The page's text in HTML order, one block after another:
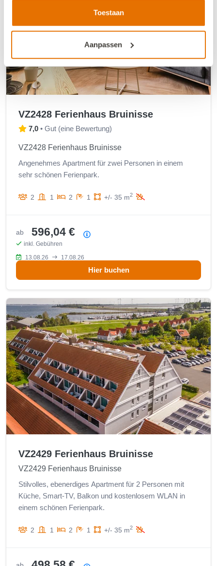
kunnen ontvangen en verwerken.
Toestaan
Aanpassen
VZ2428 Ferienhaus Bruinisse
7,0 • Gut (eine Bewertung)
VZ2428 Ferienhaus Bruinisse
Angenehmes Apartment für zwei Personen in einem
sehr schönen Ferienpark.
2 1 2 1 +/- 35 m2
ab 596,04 €
inkl. Gebühren
13.08.26 17.08.26
Hier buchen
VZ2429 Ferienhaus Bruinisse
VZ2429 Ferienhaus Bruinisse
Stilvolles, ebenerdiges Apartment für 2 Personen mit
Küche, Smart-TV, Balkon und kostenlosem WLAN in
einem schönen Ferienpark.
2 1 2 1 +/- 35 m2